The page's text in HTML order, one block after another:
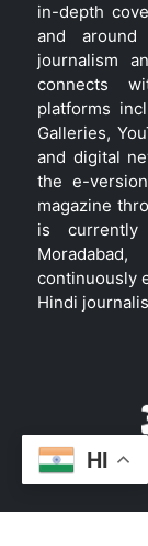
HI
in-depth
and
journalism
connects
platforms
Galleries,
and digital
the e-
magazine
is currently
continuously
Hindi